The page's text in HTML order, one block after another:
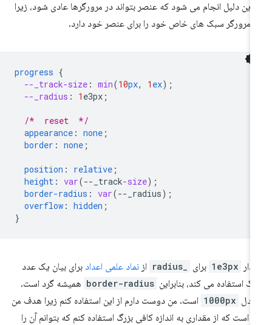
این دلیل انجام می شود که عنصر بتواند در مرورگرها عادی شود، زیرا
مرورگر سبک های خاص خود را برای عنصر خود دارد.
progress
--_track-size: min(10 px , 1 ex
--_radius : 1e3px
/*  reset  */
appearance: none
border: none
position: relative
height: var --_track-size
border-radius: var --_radius
overflow: hidden
1e3px برای _radius ازنماد علمی اعدادبرای بیان یک عدد
استفاده می کند، بنابراین border-radius همیشه گرد است.
1000px است. من دوست دارم از این استفاده کنم زیرا هدف من
است که از مقداری به اندازه کافی بزرگ استفاده کنم که بتوانم آن را